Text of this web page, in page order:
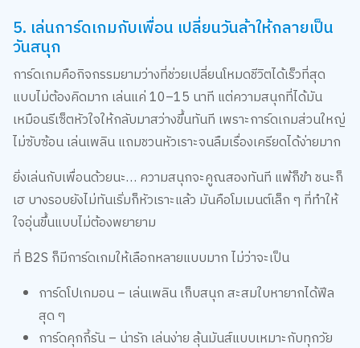
5. เล่นการ์ดเกมกับเพื่อน เปลี่ยนวันล้าให้กลายเป็น
วันสนุก
การ์ดเกมคือกิจกรรมยามว่างที่ช่วยเปลี่ยนโหมดชีวิตได้เร็วที่สุด
แบบไม่ต้องคิดมาก เล่นแค่ 10–15 นาที แต่ความสนุกที่ได้มัน
เหมือนรีเซ็ตหัวใจให้กลับมาสว่างขึ้นทันที เพราะการ์ดเกมส่วนใหญ่
ไม่ซับซ้อน เล่นเพลิน แถมชวนหัวเราะจนลืมเรื่องเครียดได้ง่ายมาก
ยิ่งเล่นกับเพื่อนด้วยนะ… ความสนุกจะคูณสองทันที แพ้ก็ขำ ชนะก็
เฮ บางรอบยังไม่ทันเริ่มก็หัวเราะแล้ว มันคือโมเมนต์เล็ก ๆ ที่ทำให้
ใจอุ่นขึ้นแบบไม่ต้องพยายาม
ที่ B2S ก็มีการ์ดเกมให้เลือกหลายแบบมาก ไม่ว่าจะเป็น
การ์ดโปเกมอน – เล่นเพลิน เก็บสนุก สะสมใบหายากได้ฟีล
สุด ๆ
การ์ดคุกกี้รัน – น่ารัก เล่นง่าย ลุ้นมันส์แบบเหมาะกับทุกวัย